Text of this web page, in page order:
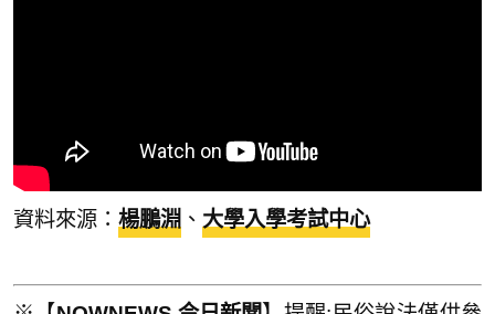
資料來源： 楊鵬淵 、 大學入學考試中心